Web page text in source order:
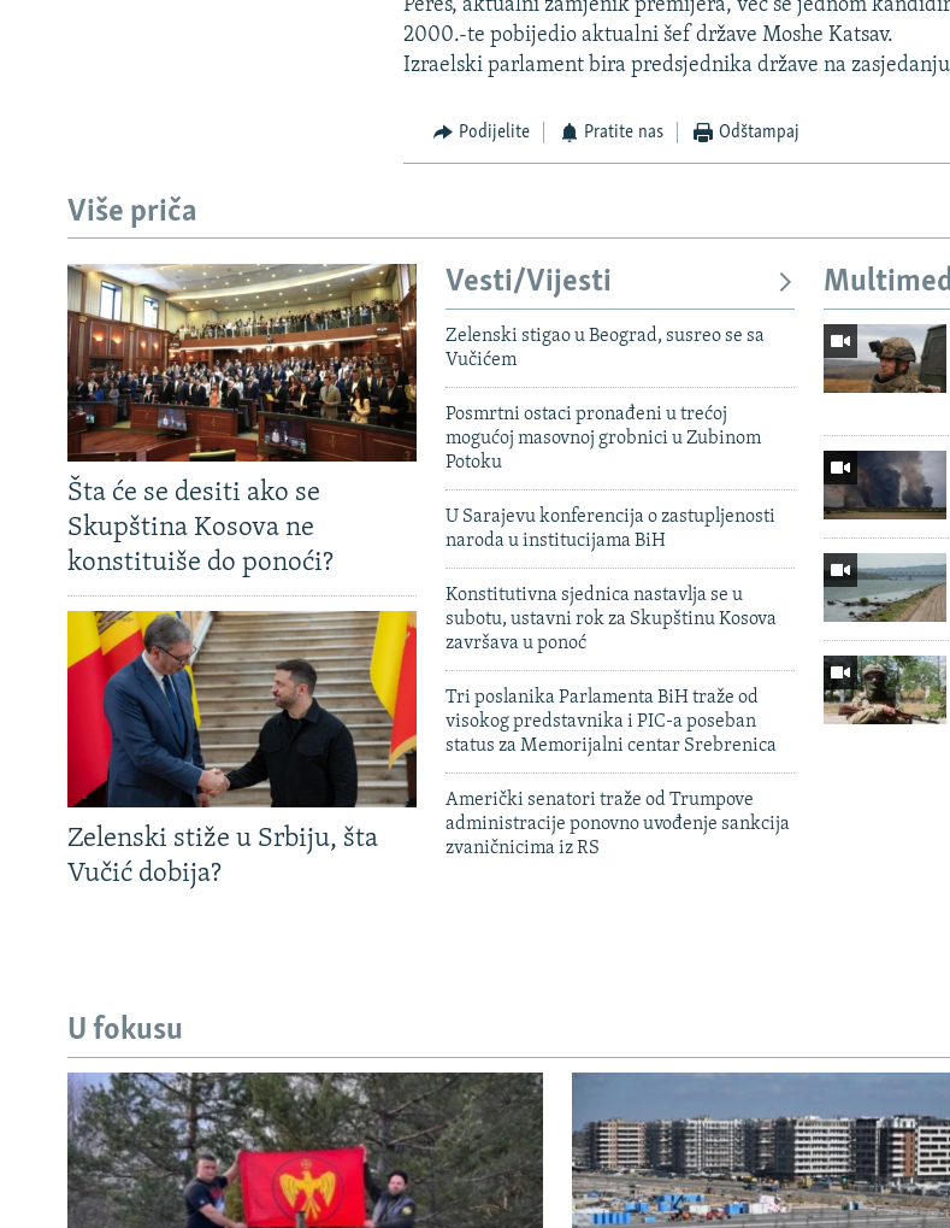
POPLAVE I KLIZIŠTA U BIH 2024.
TV LIBERTY
POST SCRIPTUM
MOJA EVROPA
TRI DECENIJE OD RATA U BIH
SVE KARTE DEJTONA
NASTANAK I RASPAD JUGOSLAVIJE
Peres, aktualni zamjenik premijera, već se jednom
2000.-te pobijedio aktualni šef države Moshe Katsav.
Izraelski parlament bira predsjednika države na
Podijelite Pratite nas Odštampaj
Više priča
Šta će se desiti ako se
Skupština Kosova ne
konstituiše do ponoći?
Zelenski stiže u Srbiju, šta
Vučić dobija?
Vesti/Vijesti
Zelenski stigao u Beograd, susreo se sa
Vučićem
Posmrtni ostaci pronađeni u trećoj
mogućoj masovnoj grobnici u Zubinom
Potoku
U Sarajevu konferencija o zastupljenosti
naroda u institucijama BiH
Konstitutivna sjednica nastavlja se u
subotu, ustavni rok za Skupštinu Kosova
završava u ponoć
Tri poslanika Parlamenta BiH traže od
visokog predstavnika i PIC-a poseban
status za Memorijalni centar Srebrenica
Američki senatori traže od Trumpove
administracije ponovno uvođenje sankcija
zvaničnicima iz RS
U fokusu